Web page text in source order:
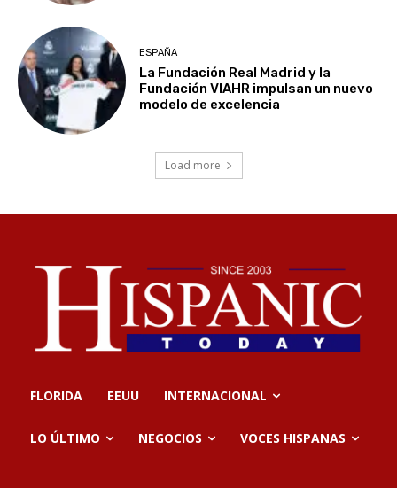
ESPAÑA
La Fundación Real Madrid y la
Fundación VIAHR impulsan un nuevo
modelo de excelencia
Load more
FLORIDA EEUU INTERNACIONAL
LO ÚLTIMO NEGOCIOS VOCES HISPANAS